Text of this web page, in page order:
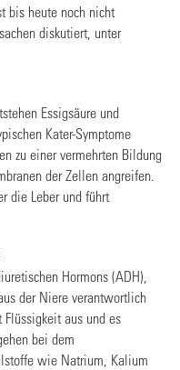
bis heute noch nicht
diskutiert, unter
Essigsäure und
Kater-Symptome
zu einer vermehrten Bildung
der Zellen angreifen.
die Leber und führt
Hormons (ADH),
der Niere verantwortlich
Flüssigkeit aus und es
bei dem
wie Natrium, Kalium